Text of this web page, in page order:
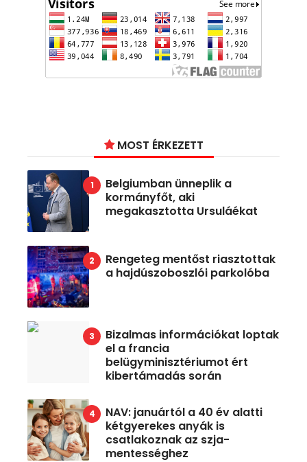
MOST ÉRKEZETT
Belgiumban ünneplik a
kormányfőt, aki
megakasztotta Ursuláékat
Rengeteg mentőst riasztottak
a hajdúszoboszlói parkolóba
Bizalmas információkat loptak
el a francia
belügyminisztériumot ért
kibertámadás során
NAV: januártól a 40 év alatti
kétgyerekes anyák is
csatlakoznak az szja-
mentességhez